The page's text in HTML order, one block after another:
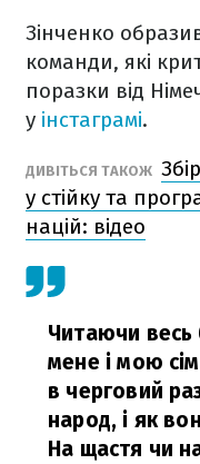
Зінченко
команди, які
поразки від
у інстаграмі.
ДИВІТЬСЯ ТАКОЖ
у стійку та
націй: відео
Читаючи весь
мене і мою
в черговий
народ, і як
На щастя чи